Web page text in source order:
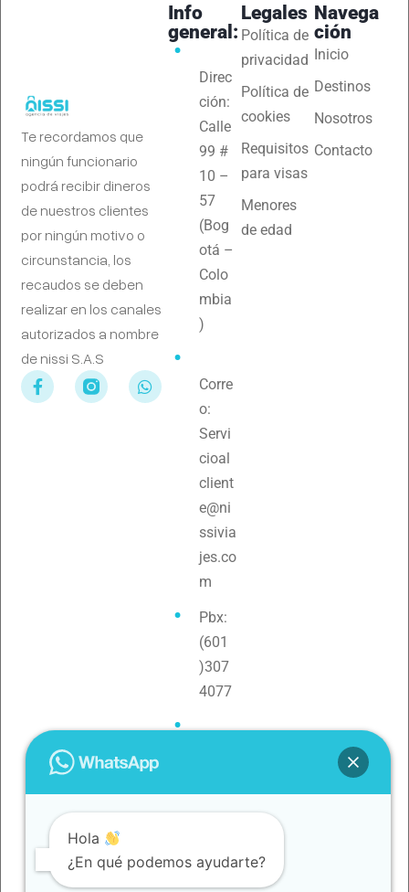
Te recordamos que
ningún funcionario
podrá recibir dineros
de nuestros clientes
por ningún motivo o
circunstancia, los
recaudos se deben
realizar en los canales
autorizados a nombre
de nissi S.A.S
Navega
ción
Inicio
Destinos
Nosotros
Contacto
Legales
Política de
privacidad
Política de
cookies
Requisitos
para visas
Menores
de edad
Info
general:
Direc
ción:
Calle
99 #
10 –
57
(Bog
otá –
Colo
mbia
)
Corre
o:
Servi
cioal
client
e@ni
ssivia
jes.co
m
Pbx:
(601
)307
4077
Hola
¿En qué podemos ayudarte?